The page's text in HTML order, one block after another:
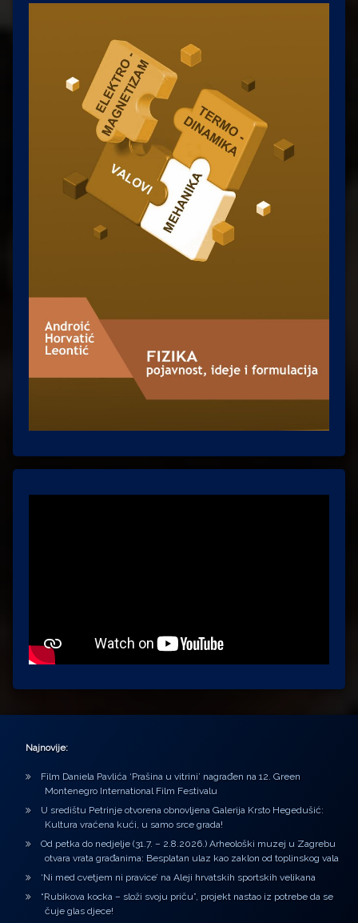
Najnovije:
Film Daniela Pavlića ‘Prašina u vitrini’ nagrađen na 12. Green
Montenegro International Film Festivalu
U središtu Petrinje otvorena obnovljena Galerija Krsto Hegedušić:
Kultura vraćena kući, u samo srce grada!
Od petka do nedjelje (31.7. – 2.8.2026.) Arheološki muzej u Zagrebu
otvara vrata građanima: Besplatan ulaz kao zaklon od toplinskog vala
‘Ni med cvetjem ni pravice’ na Aleji hrvatskih sportskih velikana
“Rubikova kocka – složi svoju priču”, projekt nastao iz potrebe da se
čuje glas djece!